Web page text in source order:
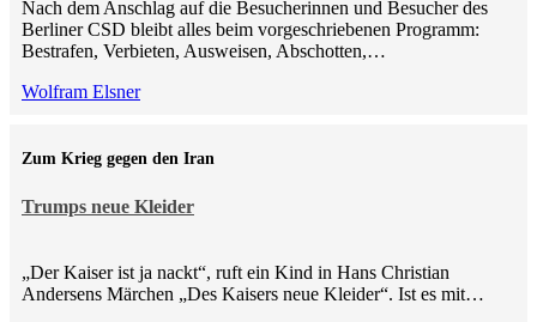
Nach dem Anschlag auf die Besucherinnen und Besucher des
Berliner CSD bleibt alles beim vorgeschriebenen Programm:
Bestrafen, Verbieten, Ausweisen, Abschotten,…
Wolfram Elsner
Trumps neue Kleider
Zum Krieg gegen den Iran
„Der Kaiser ist ja nackt“, ruft ein Kind in Hans Christian
Andersens Märchen „Des Kaisers neue Kleider“. Ist es mit…